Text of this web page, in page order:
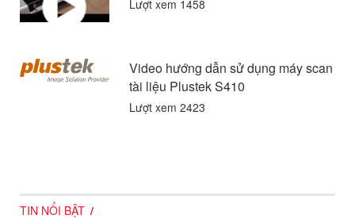
Lượt xem 1458
Video hướng dẫn sử dụng máy scan
tài liệu Plustek S410
Lượt xem 2423
TIN NỔI BẬT